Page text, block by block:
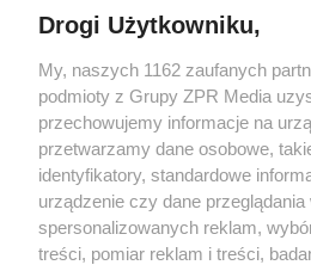
Drogi Użytkowniku,
My, naszych 1162 zaufanych
podmioty z Grupy ZPR Media
przechowujemy informacje na
przetwarzamy dane osobowe,
identyfikatory, standardowe
urządzenie czy dane
spersonalizowanych reklam,
treści, pomiar reklam i treści,